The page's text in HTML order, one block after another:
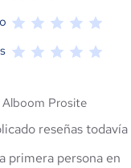
Alboom Prosite
reseñas todavía
primera persona en